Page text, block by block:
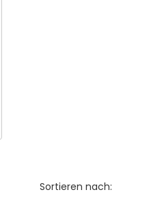
Sortieren nach: